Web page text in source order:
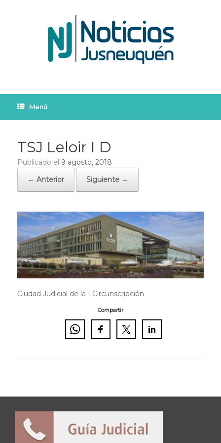
Menú
TSJ Leloir I D
Publicado el 9 agosto, 2018
← Anterior
Siguiente →
Ciudad Judicial de la I Circunscripción
Compartir